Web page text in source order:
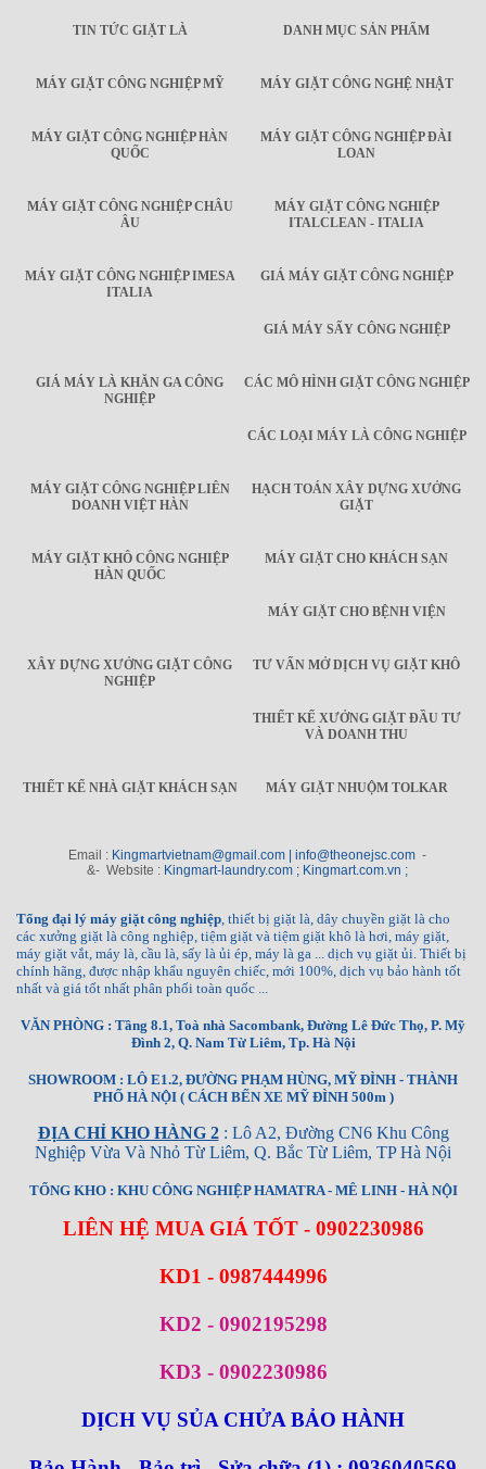
TIN TỨC GIẶT LÀ DANH MỤC SẢN PHẨM
MÁY GIẶT CÔNG NGHIỆP MỸ MÁY GIẶT CÔNG NGHỆ NHẬT
MÁY GIẶT CÔNG NGHIỆP HÀN
QUỐC
MÁY GIẶT CÔNG NGHIỆP ĐÀI
LOAN
MÁY GIẶT CÔNG NGHIỆP CHÂU
ÂU
MÁY GIẶT CÔNG NGHIỆP
ITALCLEAN - ITALIA
MÁY GIẶT CÔNG NGHIỆP IMESA
ITALIA
GIÁ MÁY GIẶT CÔNG NGHIỆP
GIÁ MÁY SẤY CÔNG NGHIỆP
GIÁ MÁY LÀ KHĂN GA CÔNG
NGHIỆP
CÁC MÔ HÌNH GIẶT CÔNG NGHIỆP
CÁC LOẠI MÁY LÀ CÔNG NGHIỆP
MÁY GIẶT CÔNG NGHIỆP LIÊN
DOANH VIỆT HÀN
HẠCH TOÁN XÂY DỰNG XƯỞNG
GIẶT
MÁY GIẶT KHÔ CÔNG NGHIỆP
HÀN QUỐC
MÁY GIẶT CHO KHÁCH SẠN
MÁY GIẶT CHO BỆNH VIỆN
XÂY DỰNG XƯỞNG GIẶT CÔNG
NGHIỆP
TƯ VẤN MỞ DỊCH VỤ GIẶT KHÔ
THIẾT KẾ XƯỞNG GIẶT ĐẦU TƯ
VÀ DOANH THU
THIẾT KẾ NHÀ GIẶT KHÁCH SẠN MÁY GIẶT NHUỘM TOLKAR
Email : Kingmartvietnam@gmail.com | info@theonejsc.com -
&- Website : Kingmart-laundry.com ; Kingmart.com.vn ;
Tổng đại lý máy giặt công nghiệp , thiết bị giặt là, dây chuyền giặt là cho
các xưởng giặt là công nghiệp, tiệm giặt và tiệm giặt khô là hơi, máy giặt,
máy giặt vắt, máy là, cầu là, sấy là ủi ép, máy là ga ... dịch vụ giặt ủi. Thiết bị
chính hãng, được nhập khẩu nguyên chiếc, mới 100%, dịch vụ bảo hành tốt
nhất và giá tốt nhất phân phối toàn quốc ...
VĂN PHÒNG : Tầng 8.1, Toà nhà Sacombank, Đường Lê Đức Thọ, P. Mỹ
Đình 2, Q. Nam Từ Liêm, Tp. Hà Nội
SHOWROOM : LÔ E1.2, ĐƯỜNG PHẠM HÙNG, MỸ ĐÌNH - THÀNH
PHỐ HÀ NỘI ( CÁCH BẾN XE MỸ ĐÌNH 500m )
ĐỊA CHỈ KHO HÀNG 2: Lô A2, Đường CN6 Khu Công
Nghiệp Vừa Và Nhỏ Từ Liêm, Q. Bắc Từ Liêm, TP Hà Nội
TỔNG KHO : KHU CÔNG NGHIỆP HAMATRA - MÊ LINH - HÀ NỘI
LIÊN HỆ MUA GIÁ TỐT - 0902230986
KD1 - 0987444996
KD2 - 0902195298
KD3 - 0902230986
DỊCH VỤ SỦA CHỬA BẢO HÀNH